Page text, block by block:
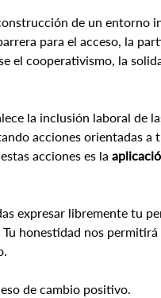
de un entorno
para el acceso, la
el cooperativismo, la
la inclusión laboral de
acciones orientadas a
acciones es la
expresar libremente tu
honestidad nos permitirá
de cambio positivo.